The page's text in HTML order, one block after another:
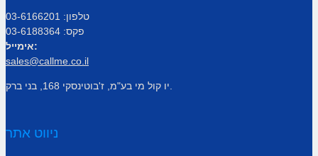
טלפון: 03-6166201
פקס: 03-6188364
אימייל:
sales@callme.co.il
ניווט אתר